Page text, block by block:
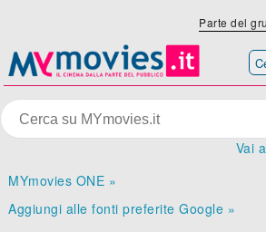
Parte del
Vai
MYmovies ONE »
Aggiungi alle fonti preferite Google »